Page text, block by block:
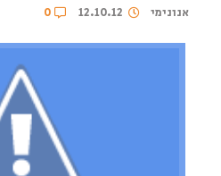
אנונימי 12.10.12
0